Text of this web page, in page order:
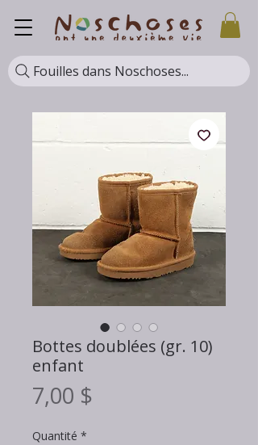
Fouilles dans Noschoses...
Bottes doublées (gr. 10)
enfant
7,00 $
Quantité *